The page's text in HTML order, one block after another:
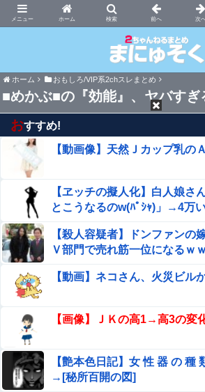
ホーム
まにゅそく 2chまとめニュース
ホーム おもしろ/VIP系2chスレまとめ
■めかぶ■の『効能』、ヤバすぎ
おすすめ!
【動画像】天然Ｊカップ乳の
【ヱッチの擬人化】白人娘さ
とこうなるのw(ﾊﾟｼｬ)」→4万
【殺人容疑者】ドンファンの
Ｖ部門で売れ筋一位になるｗ
【動画】ネコさん、火災ビル
【画像】ＪＫの高1→高3の変
【艶本色日記】女 性 器 の 種
→[秘所百開の図]